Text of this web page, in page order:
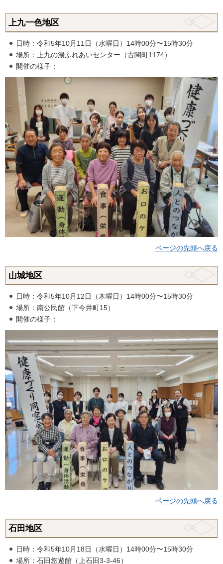
上九一色地区
日時：令和5年10月11日（水曜日）14時00分〜15時30分
場所：上九の湯ふれあいセンター（古関町1174）
開催の様子：
ページの先頭へ戻る
山城地区
日時：令和5年10月12日（木曜日）14時00分〜15時30分
場所：南公民館（下今井町15）
開催の様子：
ページの先頭へ戻る
石田地区
日時：令和5年10月18日（水曜日）14時00分〜15時30分
場所：石田悠遊館（上石田3-3-46）